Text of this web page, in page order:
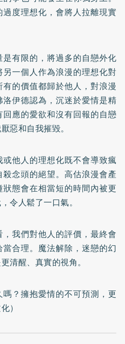
度理想化，會將人拉離現實
有限的，將過多的自戀外化
一個人作為浪漫的理想化對
的價值都歸於他人，對浪漫
伊德認為，沉迷於愛情是精
應的愛欲和沒有回報的自戀
惡和自我摧毀。
他人的理想化既不會導致瘋
念頭的絕望。高估浪漫會產
態會在相當短的時間內被更
令人鬆了一口氣。
我們對他人的評價，最終會
合理。魔法解除，迷戀的幻
清醒、真實的視角。
嗎？擁抱愛情的不可預測，更
）